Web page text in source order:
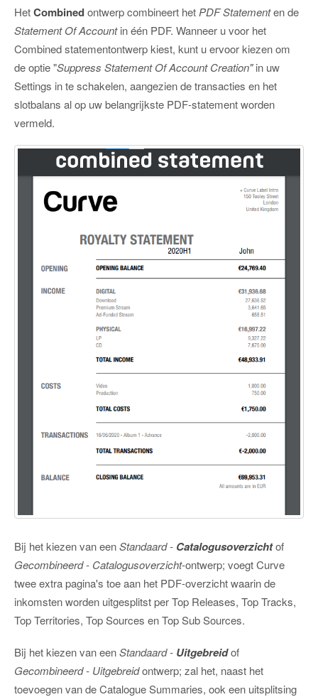
HetCombinedontwerp combineert het PDF Statementen de
Statement Of Accountin één PDF. Wanneer u voor het
Combined statementontwerp kiest, kunt u ervoor kiezen om
de optie "Suppress Statement Of Account Creation"in uw
Settings in te schakelen, aangezien de transacties en het
slotbalans al op uw belangrijkste PDF-statement worden
vermeld.
Bij het kiezen van eenStandaard - Catalogusoverzichtof
Gecombineerd - Catalogusoverzicht-ontwerp; voegt Curve
twee extra pagina's toe aan het PDF-overzicht waarin de
inkomsten worden uitgesplitst per Top Releases, Top Tracks,
Top Territories, Top Sources en Top Sub Sources.
Bij het kiezen van eenStandaard - Uitgebreidof
Gecombineerd - Uitgebreidontwerp; zal het, naast het
toevoegen van de Catalogue Summaries, ook een uitsplitsing